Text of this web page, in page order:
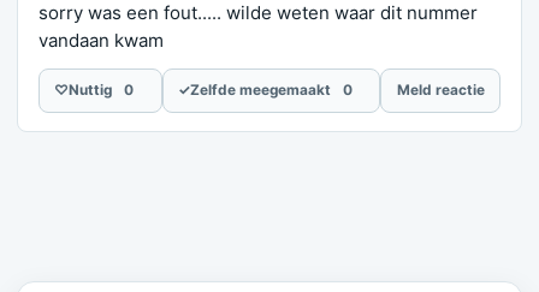
sorry was een fout..... wilde weten waar dit nummer
vandaan kwam
♡Nuttig 0 ✓Zelfde meegemaakt 0 Meld reactie